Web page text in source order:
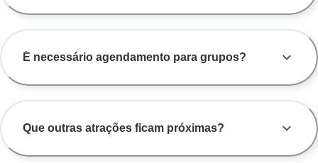
É necessário agendamento para grupos?
Que outras atrações ficam próximas?